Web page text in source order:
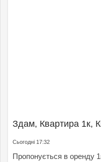
Здам, Квартира 1к,
Сьогодні 17:32
Пропонується в оренду